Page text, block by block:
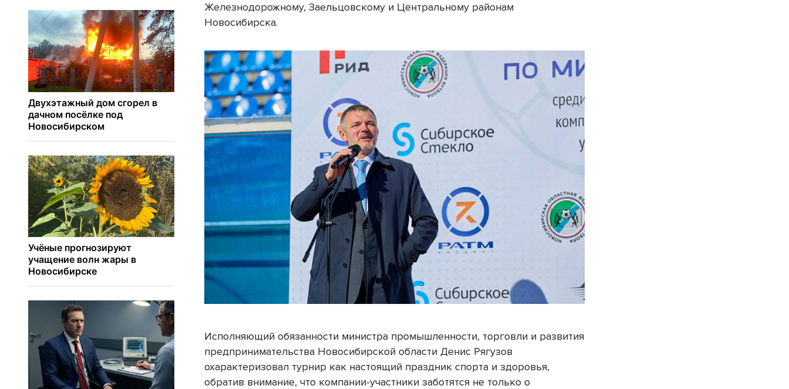
Железнодорожному, Заельцовскому и Центральному районам
Новосибирска.
Исполняющий обязанности министра промышленности, торговли и развития
предпринимательства Новосибирской области Денис Рягузов
охарактеризовал турнир как настоящий праздник спорта и здоровья,
обратив внимание, что компании-участники заботятся не только о